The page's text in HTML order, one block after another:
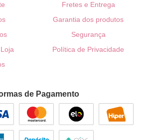
Fretes e Entrega
Garantia dos produtos
Segurança
Política de Privacidade
de Pagamento